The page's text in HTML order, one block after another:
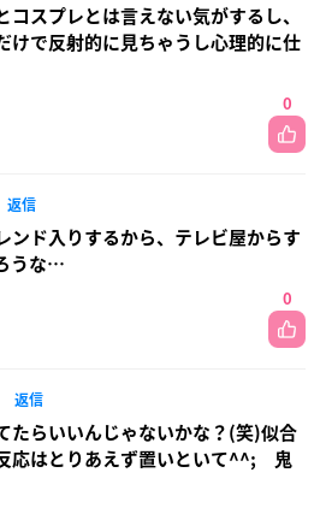
コスプレとは言えない気がするし、
けで反射的に見ちゃうし心理的に仕
0
返信
ンド入りするから、テレビ屋からす
うな…
0
返信
たらいいんじゃないかな？(笑)似合
応はとりあえず置いといて^^; 鬼